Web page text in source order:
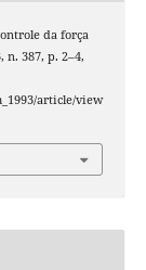
da força
n. 387, p. 2–4,
article/view